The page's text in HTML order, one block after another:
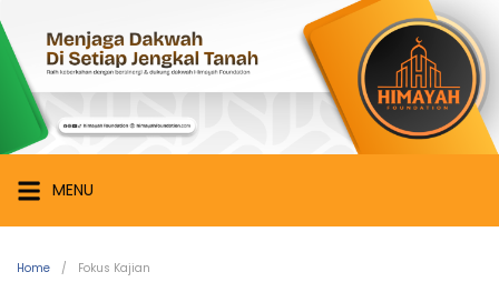
to
content
Himayah
Foundation
Menjaga
Dakwah
di
Setiap
Jengkal
MENU
Home Fokus Kajian